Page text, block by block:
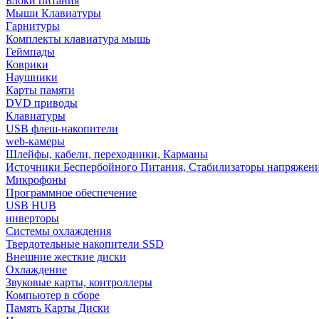
Мыши Клавиатуры
Гарнитуры
Комплекты клавиатура мышь
Геймпады
Коврики
Наушники
Карты памяти
DVD приводы
Клавиатуры
USB флеш-накопители
web-камеры
Шлейфы, кабели, переходники, Карманы
Источники Беспербойного Питания, Стабилизаторы
Микрофоны
Программное обеспечение
USB HUB
инверторы
Системы охлаждения
Твердотельные накопители SSD
Внешние жесткие диски
Охлаждение
Звуковые карты, контроллеры
Компьютер в сборе
Память Карты Диски